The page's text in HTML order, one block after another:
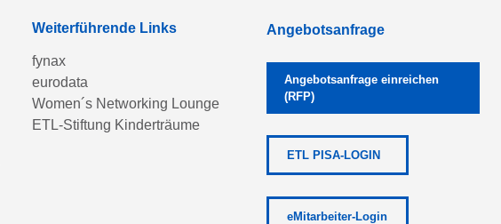
Weiterführende Links
fynax
eurodata
Women´s Networking Lounge
ETL-Stiftung Kinderträume
Angebotsanfrage
Angebotsanfrage einreichen
(RFP)
ETL PISA-LOGIN
eMitarbeiter-Login